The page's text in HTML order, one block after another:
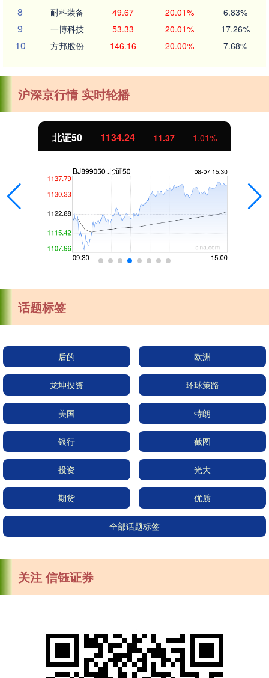
8 耐科装备 49.67 20.01% 6.83%
9 一博科技 53.33 20.01% 17.26%
10 方邦股份 146.16 20.00% 7.68%
沪深京行情 实时轮播
北证50 1134.24 11.37 1.01%
话题标签
后的 欧洲
龙坤投资 环球策路
美国 特朗
银行 截图
投资 光大
期货 优质
全部话题标签
关注 信钰证券